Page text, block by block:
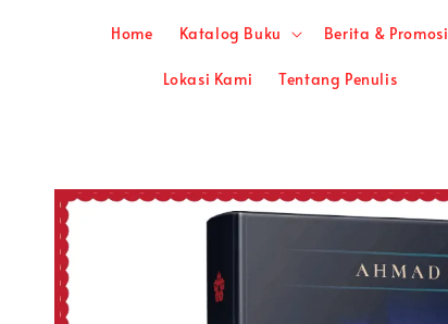
Home Katalog Buku Berita & Promosi
Lokasi Kami Tentang Penulis